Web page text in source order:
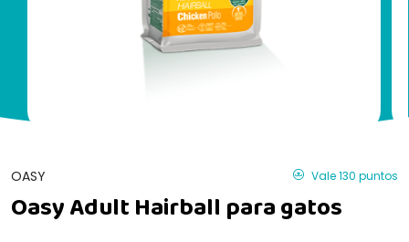
OASY Vale 130 puntos
Oasy Adult Hairball para gatos